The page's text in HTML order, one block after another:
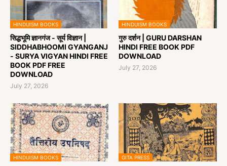
HINDUISM BOOKS
सिद्धभूमि ज्ञानगंज - सूर्य विज्ञान |
SIDDHABHOOMI GYANGANJ
- SURYA VIGYAN HINDI FREE
BOOK PDF FREE
DOWNLOAD
July 27, 2026
HINDUISM BOOKS
गुरु दर्शन | GURU DARSHAN
HINDI FREE BOOK PDF
DOWNLOAD
July 27, 2026
HINDUISM BOOKS GITA PRESS